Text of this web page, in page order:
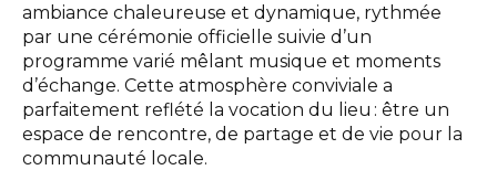
ambiance chaleureuse et dynamique, rythmée
par une cérémonie officielle suivie d’un
programme varié mêlant musique et moments
d’échange. Cette atmosphère conviviale a
parfaitement reflété la vocation du lieu : être un
espace de rencontre, de partage et de vie pour la
communauté locale.